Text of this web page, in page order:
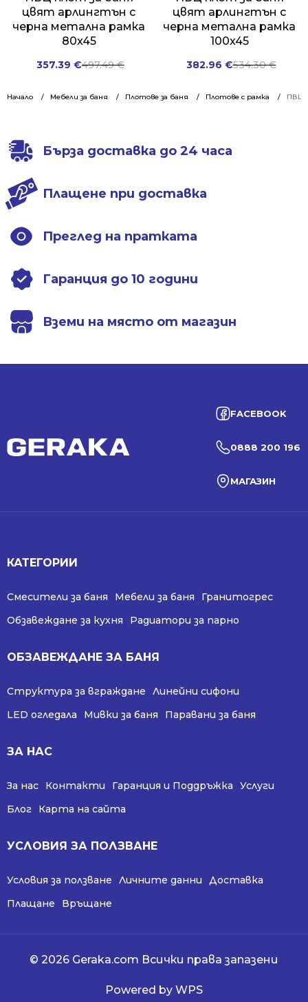
Начало Мебели за баня Плотове за баня Плотове с рамка ПВЦ
цвят арлингтън с
черна метална рамка
80x45
497.49€
Original
was:
357.39 €Current
is:
цвят арлингтън с
черна метална рамка
100x45
534.30€
Original
was:
382.96 €Current
is:
Бърза доставка до 24 часа
Плащене при доставка
Преглед на пратката
Гаранция до 10 години
Вземи на място от магазин
FACEBOOK
0888 200 196
МАГАЗИН
КАТЕГОРИИ
Смесители за баня Мебели за баня
Гранитогрес
Обзавеждане за кухня
Радиатори за парно
ОБЗАВЕЖДАНЕ ЗА БАНЯ
Структура за вграждане
Линейни сифони
LED огледала
Мивки за баня Паравани за баня
ЗА НАС
За нас Контакти Гаранция и Поддръжка
Услуги
Блог
Карта на сайта
УСЛОВИЯ ЗА ПОЛЗВАНЕ
Условия за ползване Личните данни
Доставка
Плащане
Връщане
© 2026 Geraka.com Всички права запазени
Powered by WPS